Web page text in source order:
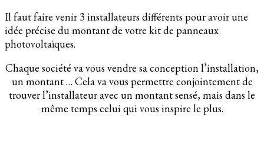
Il faut faire venir 3 installateurs différents pour avoir une
idée précise du montant de votre kit de panneaux
photovoltaïques.
Chaque société va vous vendre sa conception l’installation,
un montant … Cela va vous permettre conjointement de
trouver l’installateur avec un montant sensé, mais dans le
même temps celui qui vous inspire le plus.